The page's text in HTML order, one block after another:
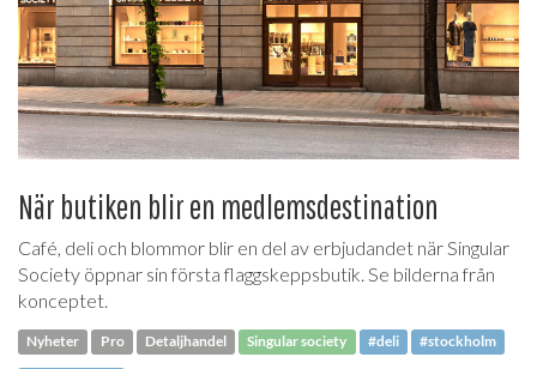
När butiken blir en medlemsdestination
Café, deli och blommor blir en del av erbjudandet när Singular
Society öppnar sin första flaggskeppsbutik. Se bilderna från
konceptet.
Nyheter Pro Detaljhandel Singular society #deli #stockholm